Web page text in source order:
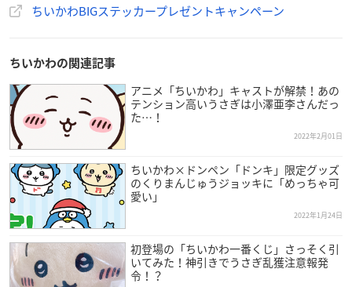
【実施期間】
【実施店舗】
全国のアミューズメント施設
【プレゼント条件】
対象のクレーンゲーム機に500円投入した方
※対象機種は特設サイトよりご確認ください。
※キャンペーン参加希望の方はコイン投入前にお近くのアミュ
ーズメント施設スタッフ様にお声がけください。
【プレゼント】
BIGステッカー
ちいかわBIGステッカープレゼントキャンペーン
ちいかわの関連記事
アニメ「ちいかわ」キャストが解禁！あの
テンション高いうさぎは小澤亜李さんだっ
た…！
2022年2月01日
ちいかわ×ドンペン「ドンキ」限定グッズ
のくりまんじゅうジョッキに「めっちゃ可
愛い」
2022年1月24日
初登場の「ちいかわ一番くじ」さっそく引
いてみた！神引きでうさぎ乱獲注意報発
令！？